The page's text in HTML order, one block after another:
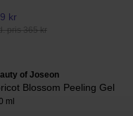
kr
pris 365 kr
of Joseon
Blossom Peeling Gel
ml